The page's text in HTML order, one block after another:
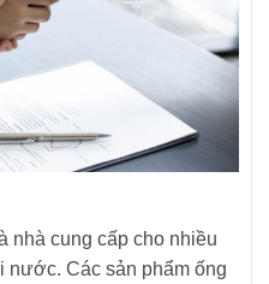
nhà cung cấp cho nhiều
nước. Các sản phẩm ống